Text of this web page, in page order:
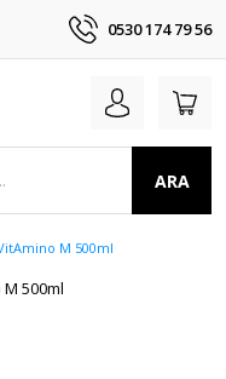
0530 174 79 56
ARA
M 500ml